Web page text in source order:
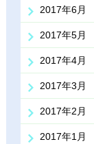
2017年6月
2017年5月
2017年4月
2017年3月
2017年2月
2017年1月